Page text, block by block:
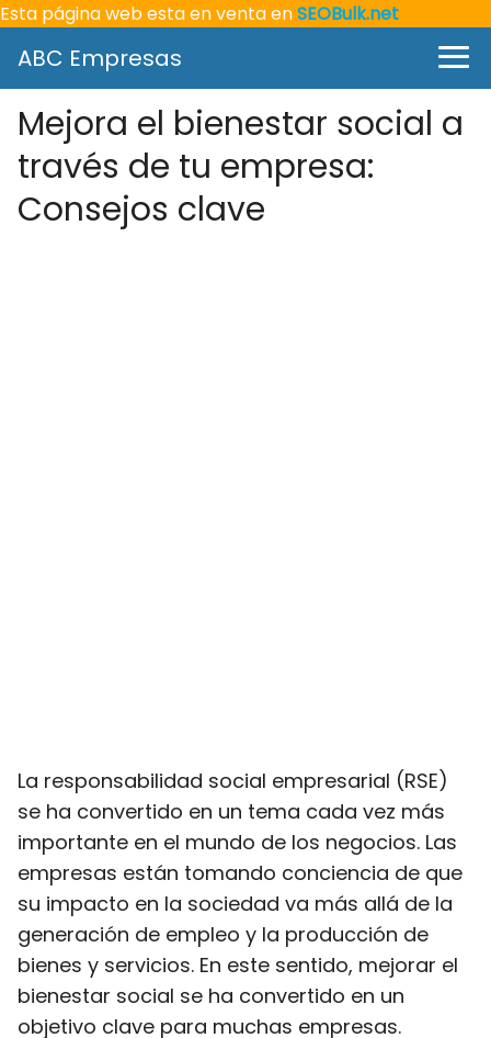
Esta página web esta en venta enSEOBulk.net
ABC Empresas
Mejora el bienestar social a
través de tu empresa:
Consejos clave
La responsabilidad social empresarial (RSE)
se ha convertido en un tema cada vez más
importante en el mundo de los negocios. Las
empresas están tomando conciencia de que
su impacto en la sociedad va más allá de la
generación de empleo y la producción de
bienes y servicios. En este sentido, mejorar el
bienestar social se ha convertido en un
objetivo clave para muchas empresas.